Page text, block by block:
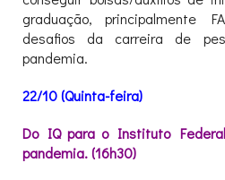
graduação, principalmente
desafios da carreira de
pandemia.
22/10 (Quinta-feira)
Do IQ para o Instituto
pandemia. (16h30)